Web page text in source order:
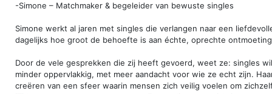
-Simone – Matchmaker & begeleider van bewuste singles
Simone werkt al jaren met singles die verlangen naar een
dagelijks hoe groot de behoefte is aan échte, oprechte
Door de vele gesprekken die zij heeft gevoerd, weet ze: singles
minder oppervlakkig, met meer aandacht voor wie ze echt zijn.
creëren van een sfeer waarin mensen zich veilig voelen om